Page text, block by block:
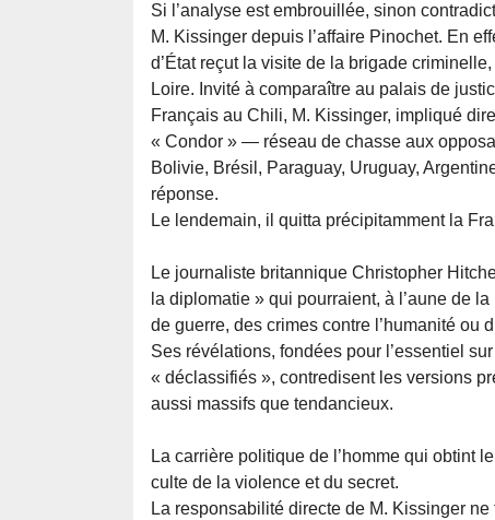
Si l’analyse est embrouillée, sinon
M. Kissinger depuis l’affaire Pinochet. En
d’État reçut la visite de la brigade
Loire. Invité à comparaître au palais de
Français au Chili, M. Kissinger, impliqué
« Condor » — réseau de chasse aux
Bolivie, Brésil, Paraguay, Uruguay,
réponse.
Le lendemain, il quitta précipitamment la
Le journaliste britannique Christopher
la diplomatie » qui pourraient, à l’aune de
de guerre, des crimes contre l’humanité ou
Ses révélations, fondées pour l’essentiel
« déclassifiés », contredisent les versions
aussi massifs que tendancieux.
La carrière politique de l’homme qui obtint
culte de la violence et du secret.
La responsabilité directe de M. Kissinger